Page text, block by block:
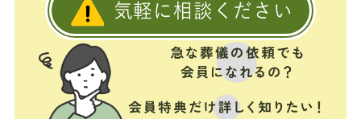
気軽に相談ください